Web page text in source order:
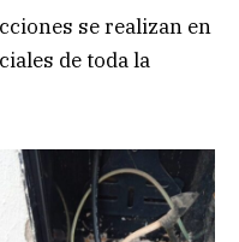
se realizan en
de toda la